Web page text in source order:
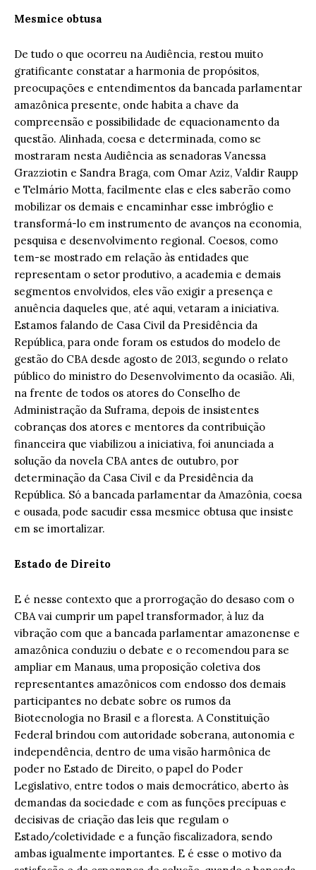
Mesmice obtusa
De tudo o que ocorreu na Audiência, restou muito
gratificante constatar a harmonia de propósitos,
preocupações e entendimentos da bancada parlamentar
amazônica presente, onde habita a chave da
compreensão e possibilidade de equacionamento da
questão. Alinhada, coesa e determinada, como se
mostraram nesta Audiência as senadoras Vanessa
Grazziotin e Sandra Braga, com Omar Aziz, Valdir Raupp
e Telmário Motta, facilmente elas e eles saberão como
mobilizar os demais e encaminhar esse imbróglio e
transformá-lo em instrumento de avanços na economia,
pesquisa e desenvolvimento regional. Coesos, como
tem-se mostrado em relação às entidades que
representam o setor produtivo, a academia e demais
segmentos envolvidos, eles vão exigir a presença e
anuência daqueles que, até aqui, vetaram a iniciativa.
Estamos falando de Casa Civil da Presidência da
República, para onde foram os estudos do modelo de
gestão do CBA desde agosto de 2013, segundo o relato
público do ministro do Desenvolvimento da ocasião. Ali,
na frente de todos os atores do Conselho de
Administração da Suframa, depois de insistentes
cobranças dos atores e mentores da contribuição
financeira que viabilizou a iniciativa, foi anunciada a
solução da novela CBA antes de outubro, por
determinação da Casa Civil e da Presidência da
República. Só a bancada parlamentar da Amazônia, coesa
e ousada, pode sacudir essa mesmice obtusa que insiste
em se imortalizar.
Estado de Direito
E é nesse contexto que a prorrogação do desaso com o
CBA vai cumprir um papel transformador, à luz da
vibração com que a bancada parlamentar amazonense e
amazônica conduziu o debate e o recomendou para se
ampliar em Manaus, uma proposição coletiva dos
representantes amazônicos com endosso dos demais
participantes no debate sobre os rumos da
Biotecnologia no Brasil e a floresta. A Constituição
Federal brindou com autoridade soberana, autonomia e
independência, dentro de uma visão harmônica de
poder no Estado de Direito, o papel do Poder
Legislativo, entre todos o mais democrático, aberto às
demandas da sociedade e com as funções precípuas e
decisivas de criação das leis que regulam o
Estado/coletividade e a função fiscalizadora, sendo
ambas igualmente importantes. E é esse o motivo da